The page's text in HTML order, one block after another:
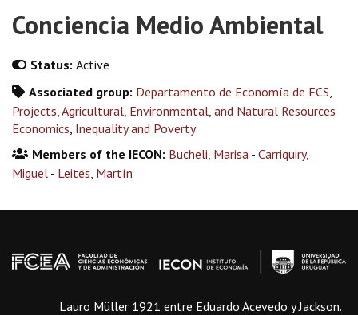
Conciencia Medio Ambiental
Status: Active
Associated group: Departamento de Economía de FCS,
Projects,Agricultural, Environmental, and Natural Resources
Economics, Inequality and Poverty
Members of the IECON: Bucheli, Marisa - Carriquiry,
Miguel - Leites, Martín
Lauro Müller 1921 entre Eduardo Acevedo y Jackson.